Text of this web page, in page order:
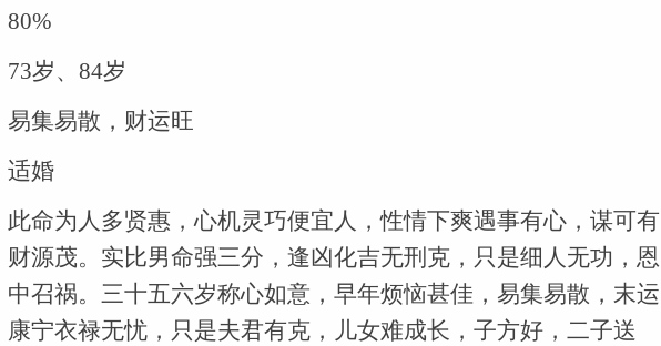
80%
73岁、84岁
易集易散，财运旺
适婚
此命为人多贤惠，心机灵巧便宜人，性情下爽遇事有心，谋可有
财源茂。实比男命强三分，逢凶化吉无刑克，只是细人无功，恩
中召祸。三十五六岁称心如意，早年烦恼甚佳，易集易散，末运
康宁衣禄无忧，只是夫君有克，儿女难成长，子方好，二子送